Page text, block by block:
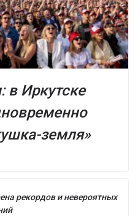
в Иркутске
земля»
рекордов и невероятных